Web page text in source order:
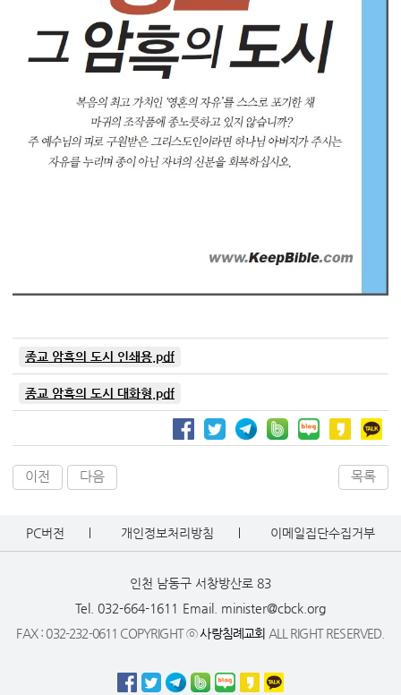
종교 암흑의 도시 인쇄용.pdf
종교 암흑의 도시 대화형.pdf
이전 다음 목록
PC버전 개인정보처리방침 이메일집단수집거부
인천 남동구 서창방산로 83
Tel. 032-664-1611 Email. minister@cbck.org
FAX : 032-232-0611 COPYRIGHT ⓒ사랑침례교회 ALL RIGHT RESERVED.